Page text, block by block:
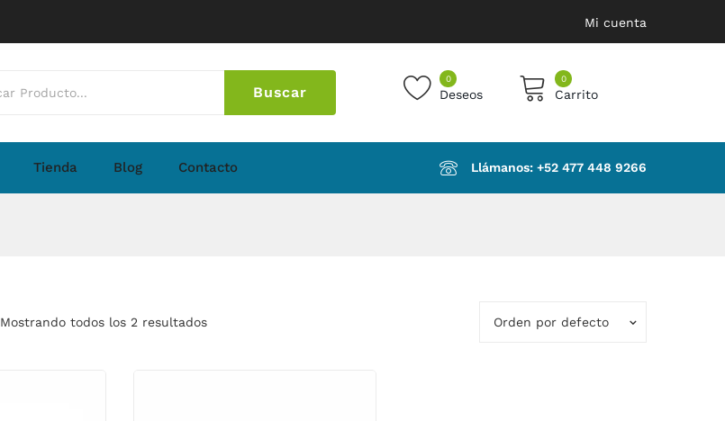
Mi cuenta
Buscar
0
Deseos
0
Carrito
No products in the cart.
Tienda Blog Contacto Llámanos: ‪+52 477 448 9266‬
Mostrando todos los 2 resultados Orden por defecto